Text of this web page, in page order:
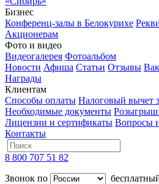
Бизнес
Конференц-залы в Белокурихе
Акционерам
Фото и видео
Видеогалерея Фотоальбом
Новости Афиша Статьи Отзывы
Награды
Клиентам
Способы оплаты Налоговый вычет
Необходимые документы Розыгрыш
Лицензии и сертификаты Вопросы
Контакты
8 800 707 51 82
Звонок по